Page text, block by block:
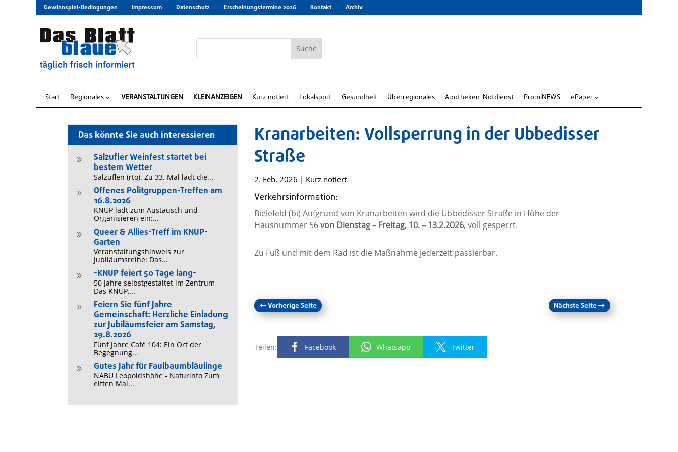
Gewinnspiel-Bedingungen Impressum Datenschutz Erscheinungstermine 2026 Kontakt Archiv
Start Regionales 3 VERANSTALTUNGEN KLEINANZEIGEN Kurz notiert Lokalsport Gesundheit Überregionales Apotheken-Notdienst PromiNEWS ePaper 3
Das könnte Sie auch interessieren
9
Salzufler Weinfest startet bei
bestem Wetter
Salzuflen (rto). Zu 33. Mal lädt die...
9
Offenes Politgruppen-Treffen am
16.8.2026
KNUP lädt zum Austausch und
Organisieren ein:...
9
Queer & Allies-Treff im KNUP-
Garten
Veranstaltungshinweis zur
Jubiläumsreihe: Das...
9 -KNUP feiert 50 Tage lang-
50 Jahre selbstgestaltet im Zentrum
Das KNUP,...
9
Feiern Sie fünf Jahre
Gemeinschaft: Herzliche Einladung
zur Jubiläumsfeier am Samstag,
29.8.2026
Fünf Jahre Café 104: Ein Ort der
Begegnung...
9 Gutes Jahr für Faulbaumbläulinge
NABU Leopoldshöhe - Naturinfo Zum
elften Mal...
Kranarbeiten: Vollsperrung in der Ubbedisser
Straße
2. Feb. 2026 | Kurz notiert
Verkehrsinformation:
Bielefeld (bi) Aufgrund von Kranarbeiten wird die Ubbedisser Straße in Höhe der
Hausnummer 56von Dienstag – Freitag, 10. – 13.2.2026, voll gesperrt.
Zu Fuß und mit dem Rad ist die Maßnahme jederzeit passierbar.
←Vorherige Seite Nächste Seite→
Teilen: Facebook Whatsapp Twitter